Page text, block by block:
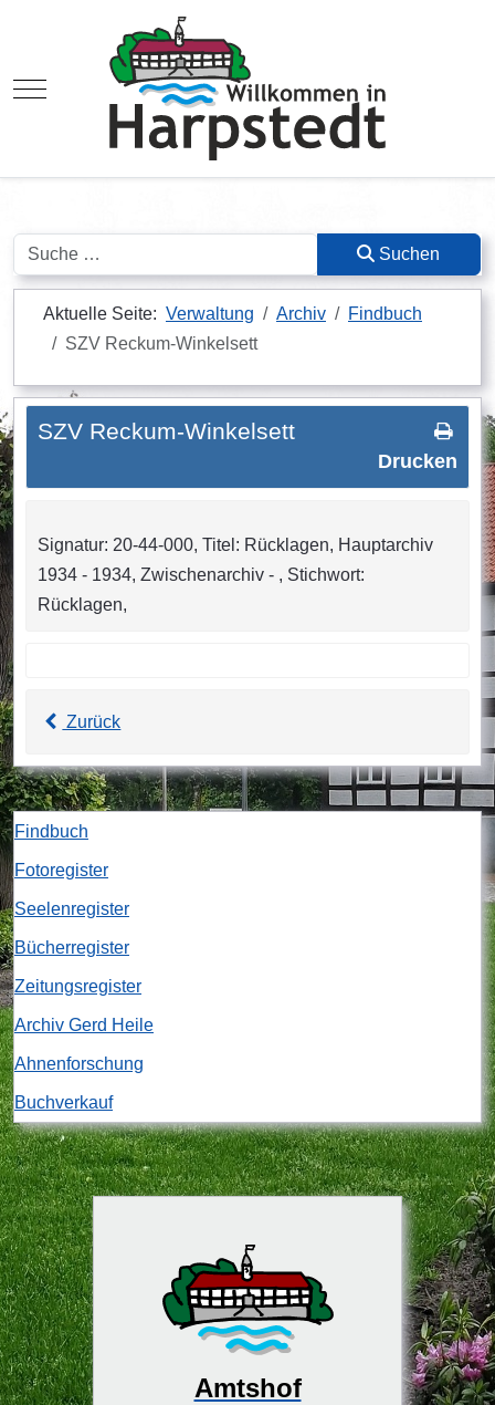
Mobile Menu Toggle
Suchen Suchen
Aktuelle Seite: Verwaltung Archiv
Findbuch
SZV Reckum-Winkelsett
Drucken
SZV Reckum-Winkelsett
Signatur: 20-44-000, Titel: Rücklagen, Hauptarchiv
1934 - 1934, Zwischenarchiv - , Stichwort:
Rücklagen,
Zurück
Findbuch
Fotoregister
Seelenregister
Bücherregister
Zeitungsregister
Archiv Gerd Heile
Ahnenforschung
Buchverkauf
Amtshof